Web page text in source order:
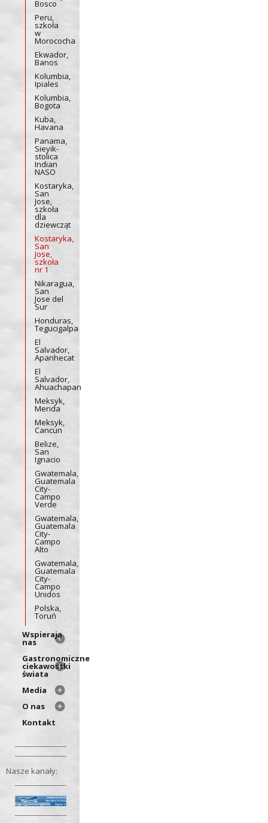
Bosco
Peru,
szkoła
w
Morococha
Ekwador,
Banos
Kolumbia,
Ipiales
Kolumbia,
Bogota
Kuba,
Havana
Panama,
Sieyik-
stolica
Indian
NASO
Kostaryka,
San
Jose,
szkoła
dla
dziewcząt
Kostaryka,
San
Jose,
szkoła
nr 1
Nikaragua,
San
Jose del
Sur
Honduras,
Tegucigalpa
El
Salvador,
Apanhecat
El
Salvador,
Ahuachapan
Meksyk,
Merida
Meksyk,
Cancun
Belize,
San
Ignacio
Gwatemala,
Guatemala
City-
Campo
Verde
Gwatemala,
Guatemala
City-
Campo
Alto
Gwatemala,
Guatemala
City-
Campo
Unidos
Polska,
Toruń
Wspierają
nas
Gastronomiczne
ciekawostki
świata
Media
O nas
Kontakt
Nasze kanały: